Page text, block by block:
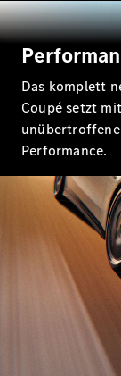
V-Klasse
V-Klasse
V-Klasse
Marco
HORIZON
Mercedes-
Probefahrt
buchen
Das komplett
Coupé setzt
Performance.